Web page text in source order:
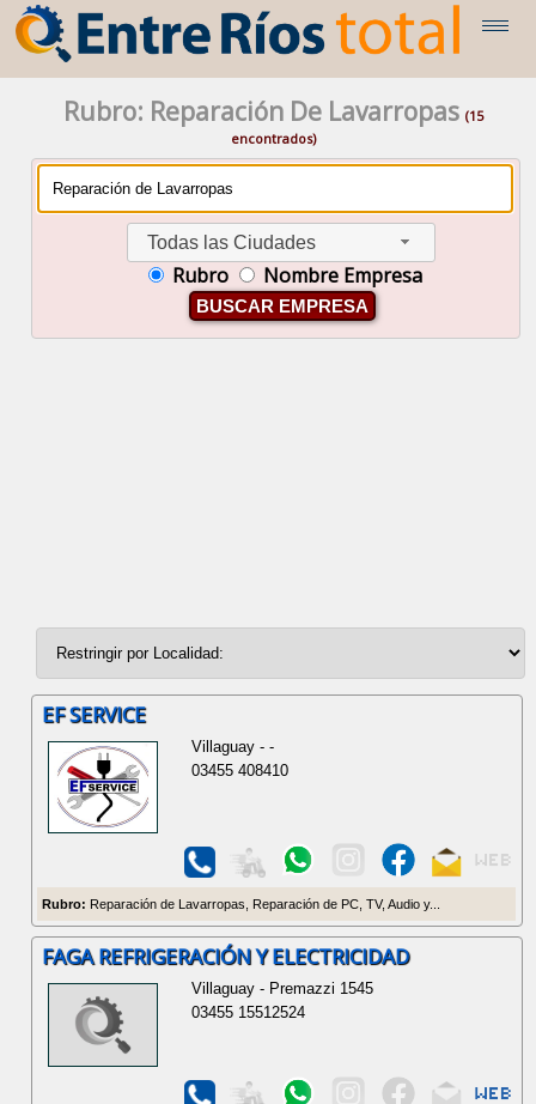
Rubro: Reparación De Lavarropas (15
encontrados)
Todas las Ciudades
Rubro Nombre Empresa
BUSCAR EMPRESA
EF SERVICE
Villaguay - -
03455 408410
Rubro: Reparación de Lavarropas, Reparación de PC, TV, Audio y...
FAGA REFRIGERACIÓN Y ELECTRICIDAD
Villaguay - Premazzi 1545
03455 15512524